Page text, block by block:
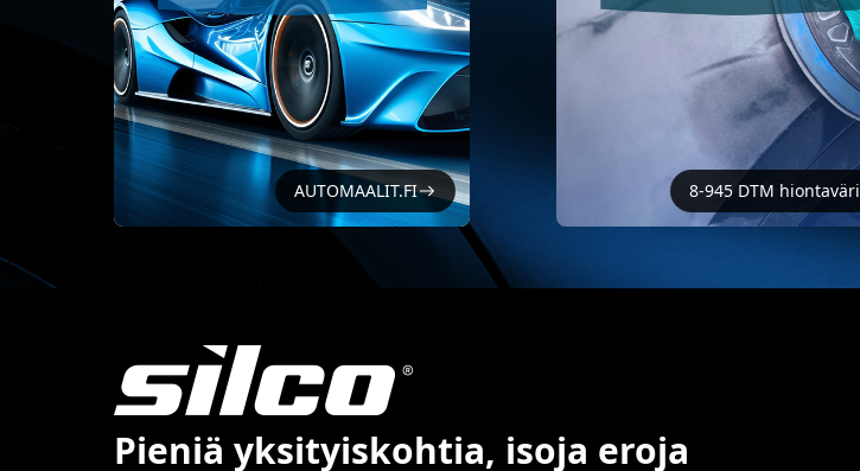
AUTOMAALIT.FI 8-945 DTM hiontaväri
Pieniä yksityiskohtia, isoja eroja